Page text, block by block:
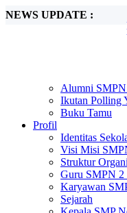
NEWS UPDATE :
Alumni
Ikutan Polling
Buku Tamu
Profil
Identitas
Visi Misi
Struktur
Guru SMPN 2
Karyawan
Sejarah